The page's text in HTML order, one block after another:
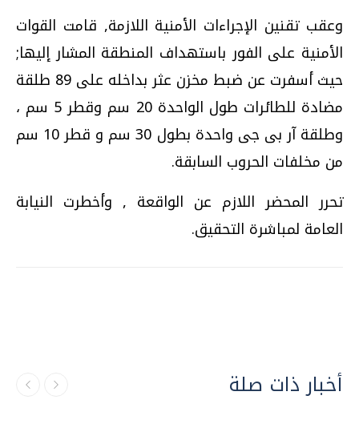
وعقب تقنين الإجراءات الأمنية اللازمة, قامت القوات
الأمنية على الفور باستهداف المنطقة المشار إليها;
حيث أسفرت عن ضبط مخزن عثر بداخله على 89 طلقة
مضادة للطائرات طول الواحدة 20 سم وقطر 5 سم ،
وطلقة آر بى جى واحدة بطول 30 سم و قطر 10 سم
من مخلفات الحروب السابقة.
تحرر المحضر اللازم عن الواقعة , وأخطرت النيابة
العامة لمباشرة التحقيق.
أخبار ذات صلة